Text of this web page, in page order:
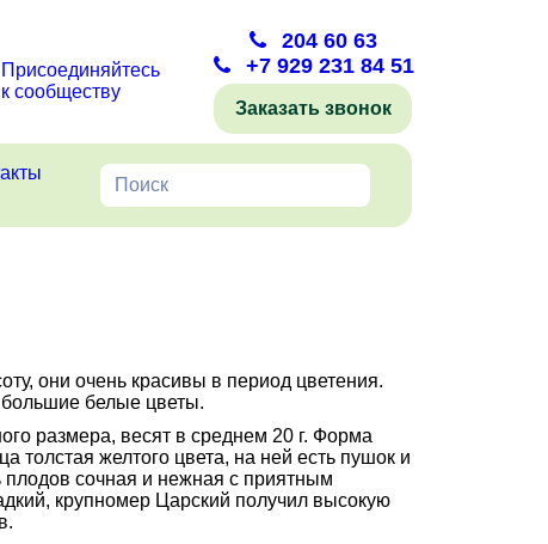
Присоединяйтесь
к сообществу
204 60 63
+7 929 231 84 51
Заказать звонок
они очень красивы в период цветения.
белые цветы.
размера, весят в среднем 20 г. Форма
толстая желтого цвета, на ней есть пушок и
сочная и нежная с приятным
крупномер Царский получил высокую